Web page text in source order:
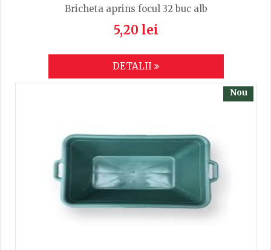
Bricheta aprins focul 32 buc alb
5,20 lei
DETALII
Nou